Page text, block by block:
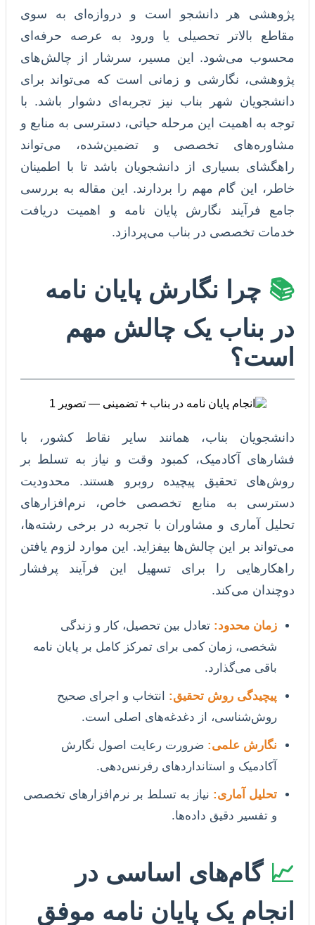
پژوهشی هر دانشجو است و دروازه‌ای به سوی
مقاطع بالاتر تحصیلی یا ورود به عرصه حرفه‌ای
محسوب می‌شود. این مسیر، سرشار از چالش‌های
پژوهشی، نگارشی و زمانی است که می‌تواند برای
دانشجویان شهر بناب نیز تجربه‌ای دشوار باشد. با
توجه به اهمیت این مرحله حیاتی، دسترسی به منابع و
مشاوره‌های تخصصی و تضمین‌شده، می‌تواند
راهگشای بسیاری از دانشجویان باشد تا با اطمینان
خاطر، این گام مهم را بردارند. این مقاله به بررسی
جامع فرآیند نگارش پایان نامه و اهمیت دریافت
خدمات تخصصی در بناب می‌پردازد.
📚 چرا نگارش پایان نامه
در بناب یک چالش مهم
است؟
دانشجویان بناب، همانند سایر نقاط کشور، با
فشارهای آکادمیک، کمبود وقت و نیاز به تسلط بر
روش‌های تحقیق پیچیده روبرو هستند. محدودیت
دسترسی به منابع تخصصی خاص، نرم‌افزارهای
تحلیل آماری و مشاوران با تجربه در برخی رشته‌ها،
می‌تواند بر این چالش‌ها بیفزاید. این موارد لزوم یافتن
راهکارهایی را برای تسهیل این فرآیند پرفشار
دوچندان می‌کند.
زمان محدود: تعادل بین تحصیل، کار و زندگی
شخصی، زمان کمی برای تمرکز کامل بر پایان نامه
باقی می‌گذارد.
پیچیدگی روش تحقیق: انتخاب و اجرای صحیح
روش‌شناسی، از دغدغه‌های اصلی است.
نگارش علمی: ضرورت رعایت اصول نگارش
آکادمیک و استانداردهای رفرنس‌دهی.
تحلیل آماری: نیاز به تسلط بر نرم‌افزارهای تخصصی
و تفسیر دقیق داده‌ها.
📈 گام‌های اساسی در
انجام یک پایان نامه موفق